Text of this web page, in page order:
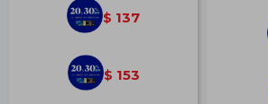
$ 137
$ 153